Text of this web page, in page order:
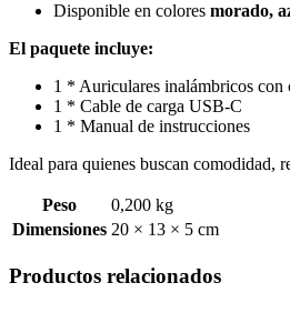
Disponible en colores morado,
El paquete incluye:
1 * Auriculares inalámbricos con
1 * Cable de carga USB-C
1 * Manual de instrucciones
Ideal para quienes buscan comodidad,
Peso
0,200 kg
Dimensiones 20 × 13 × 5 cm
Productos relacionados